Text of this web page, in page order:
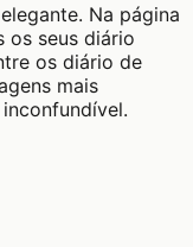
Na página
seus diário
os diário de
mais